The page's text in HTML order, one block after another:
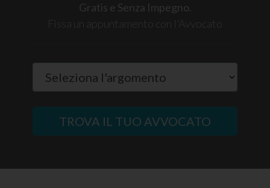
Gratis e Senza Impegno.
Fissa un appuntamento con l'Avvocato
TROVA IL TUO AVVOCATO